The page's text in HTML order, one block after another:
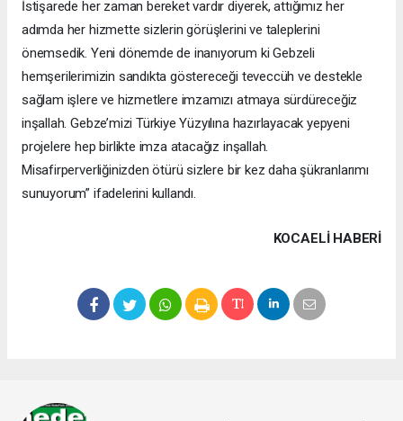
İstişarede her zaman bereket vardır diyerek, attığımız her
adımda her hizmette sizlerin görüşlerini ve taleplerini
önemsedik. Yeni dönemde de inanıyorum ki Gebzeli
hemşerilerimizin sandıkta göstereceği teveccüh ve destekle
sağlam işlere ve hizmetlere imzamızı atmaya sürdüreceğiz
inşallah. Gebze’mizi Türkiye Yüzyılına hazırlayacak yepyeni
projelere hep birlikte imza atacağız inşallah.
Misafirperverliğinizden ötürü sizlere bir kez daha şükranlarımı
sunuyorum” ifadelerini kullandı.
KOCAELI HABERİ